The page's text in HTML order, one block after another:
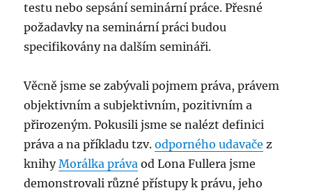
testu nebo sepsání seminární práce. Přesné
požadavky na seminární práci budou
specifikovány na dalším semináři.
Věcně jsme se zabývali pojmem práva, právem
objektivním a subjektivním, pozitivním a
přirozeným. Pokusili jsme se nalézt definici
práva a na příkladu tzv.odporného udavače z
knihyMorálka práva od Lona Fullera jsme
demonstrovali různé přístupy k právu, jeho